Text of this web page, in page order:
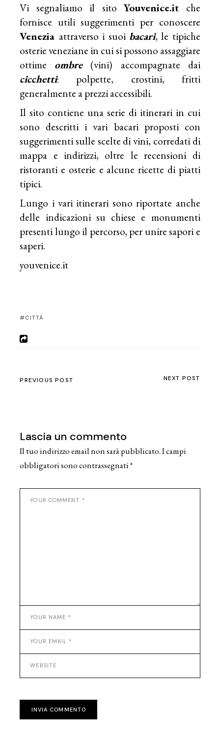
Vi segnaliamo il sitoYouvenice.it che
fornisce utili suggerimenti per conoscere
Venezia attraverso i suoi bacari, le tipiche
osterie veneziane in cui si possono assaggiare
ottime ombre(vini) accompagnate dai
cicchetti: polpette, crostini, fritti
generalmente a prezzi accessibili.
Il sito contiene una serie di itinerari in cui
sono descritti i vari bacari proposti con
suggerimenti sulle scelte di vini, corredati di
mappa e indirizzi, oltre le recensioni di
ristoranti e osterie e alcune ricette di piatti
tipici.
Lungo i vari itinerari sono riportate anche
delle indicazioni su chiese e monumenti
presenti lungo il percorso, per unire sapori e
saperi.
youvenice.it
CITTÀ
PREVIOUS POST NEXT POST
Lascia un commento
Il tuo indirizzo email non sarà pubblicato.I campi
obbligatori sono contrassegnati*
INVIA COMMENTO